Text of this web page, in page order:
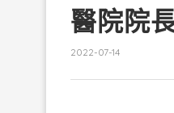
醫院院
2022-07-14